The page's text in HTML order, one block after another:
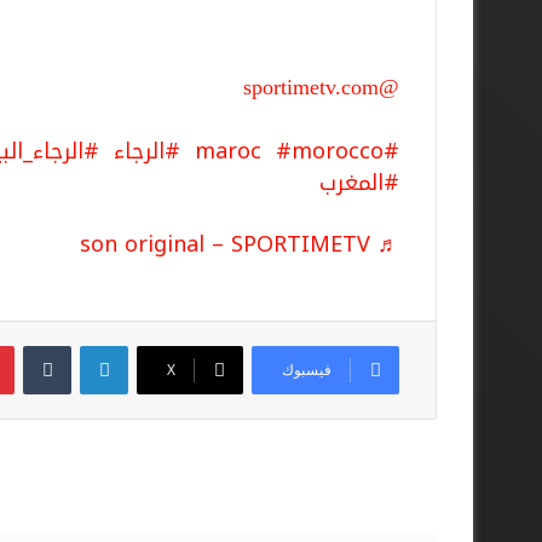
@sportimetv.com
#maroc
#morocco #الرجاء
#المغرب
♬ son original – SPORTIMETV
فيسبوك ‫X
لينكدإن